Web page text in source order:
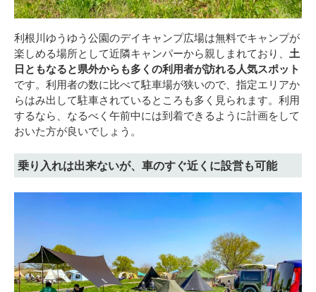
利根川ゆうゆう公園のデイキャンプ広場は無料でキャンプが
楽しめる場所として近隣キャンパーから親しまれており、 土
日ともなると県外からも多くの利用者が訪れる人気スポット
です。利用者の数に比べて駐車場が狭いので、指定エリアか
らはみ出して駐車されているところも多く見られます。利用
するなら、なるべく午前中には到着できるように計画をして
おいた方が良いでしょう。
乗り入れは出来ないが、車のすぐ近くに設営も可能